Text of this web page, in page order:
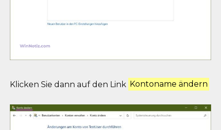
Klicken Sie dann auf den Link Kontoname ändern